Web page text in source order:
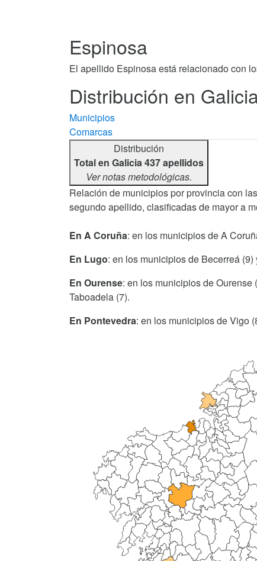
Espinosa
El apellido Espinosa está relacionado con
Distribución en
Municipios
Comarcas
Distribución
Total en Galicia 437 apellidos
Ver notas metodológicas.
Relación de municipios por provincia con
segundo apellido, clasificadas de mayor a
En A Coruña: en los municipios de A
En Lugo: en los municipios de Becerreá
En Ourense: en los municipios de
Taboadela (7).
En Pontevedra: en los municipios de Vigo